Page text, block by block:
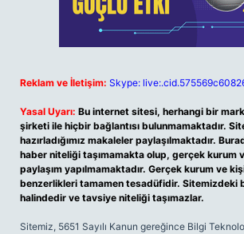
Reklam ve İletişim: Skype:
Yasal Uyarı: Bu internet sitesi, herhangi bir
şirketi ile hiçbir bağlantısı bulunmamaktadır.
hazırladığımız makaleler paylaşılmaktadır.
haber niteliği taşımamakta olup, gerçek kurum
paylaşım yapılmamaktadır. Gerçek kurum ve
benzerlikleri tamamen tesadüfidir. Sitemizdeki
halindedir ve tavsiye niteliği taşımazlar.
Sitemiz, 5651 Sayılı Kanun gereğince Bilgi